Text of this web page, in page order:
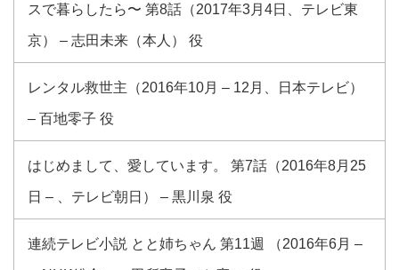
スで暮らしたら〜 第8話（2017年3月4日、テレビ東
京） – 志田未来（本人） 役
レンタル救世主（2016年10月 – 12月、日本テレビ）
– 百地零子 役
はじめまして、愛しています。 第7話（2016年8月25
日 – 、テレビ朝日） – 黒川泉 役
連続テレビ小説 とと姉ちゃん 第11週 （2016年6月 –